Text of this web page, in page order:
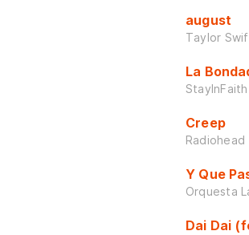
august
Taylor
La
StayInFaith
Creep
Radiohead
Y Que
Orquesta
Dai Dai